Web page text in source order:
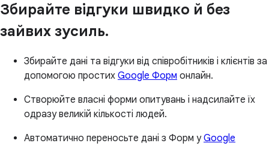
Збирайте відгуки швидко й без
зайвих зусиль.
Збирайте дані та відгуки від співробітників і клієнтів за
допомогою простих Google Форм онлайн.
Створюйте власні форми опитувань і надсилайте їх
одразу великій кількості людей.
Автоматично переносьте дані з Форм уGoogle